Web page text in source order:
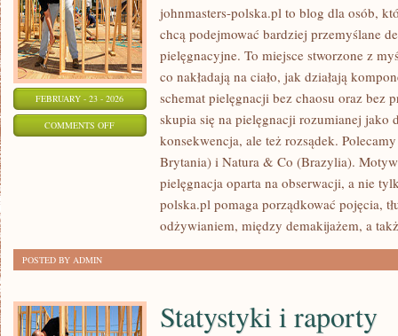
FEBRUARY - 23 - 2026
COMMENTS OFFON
johnmasters-polska.pl to blog dla osób,
chcą podejmować bardziej przemyślane
pielęgnacyjne. To miejsce stworzone z
co nakładają na ciało, jak działają
schemat pielęgnacji bez chaosu oraz bez
skupia się na pielęgnacji rozumianej jako
konsekwencja, ale też rozsądek.
Brytania) i Natura & Co (Brazylia).
pielęgnacja oparta na obserwacji, a nie
polska.pl pomaga porządkować pojęcia,
odżywianiem, między demakijażem, a
POSTED BY ADMIN
Statystyki i raporty